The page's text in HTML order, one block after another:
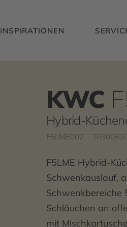
INSPIRATIONEN
KWC
Hybrid-
F5LME002
F5LME Hybrid-
Schwenkauslauf,
Schwenkbereiche
Schläuchen an
mit